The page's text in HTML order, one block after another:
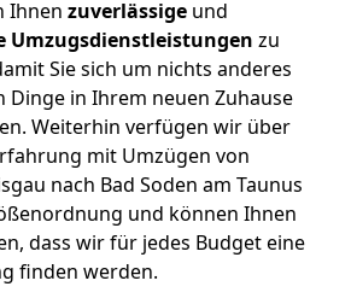
Ihnen zuverlässige und
Umzugsdienstleistungen zu
Sie sich um nichts anderes
Dinge in Ihrem neuen Zuhause
Weiterhin verfügen wir über
mit Umzügen von
nach Bad Soden am Taunus
und können Ihnen
dass wir für jedes Budget eine
finden werden.